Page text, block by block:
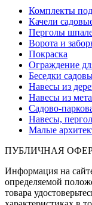
Комплекты
Качели
Перголы
Ворота и
Покраска
Ограждение
Беседки
Навесы из
Навесы из
Садово-
Навесы,
Малые
ПУБЛИЧНАЯ
Информация на
определяемой
товара